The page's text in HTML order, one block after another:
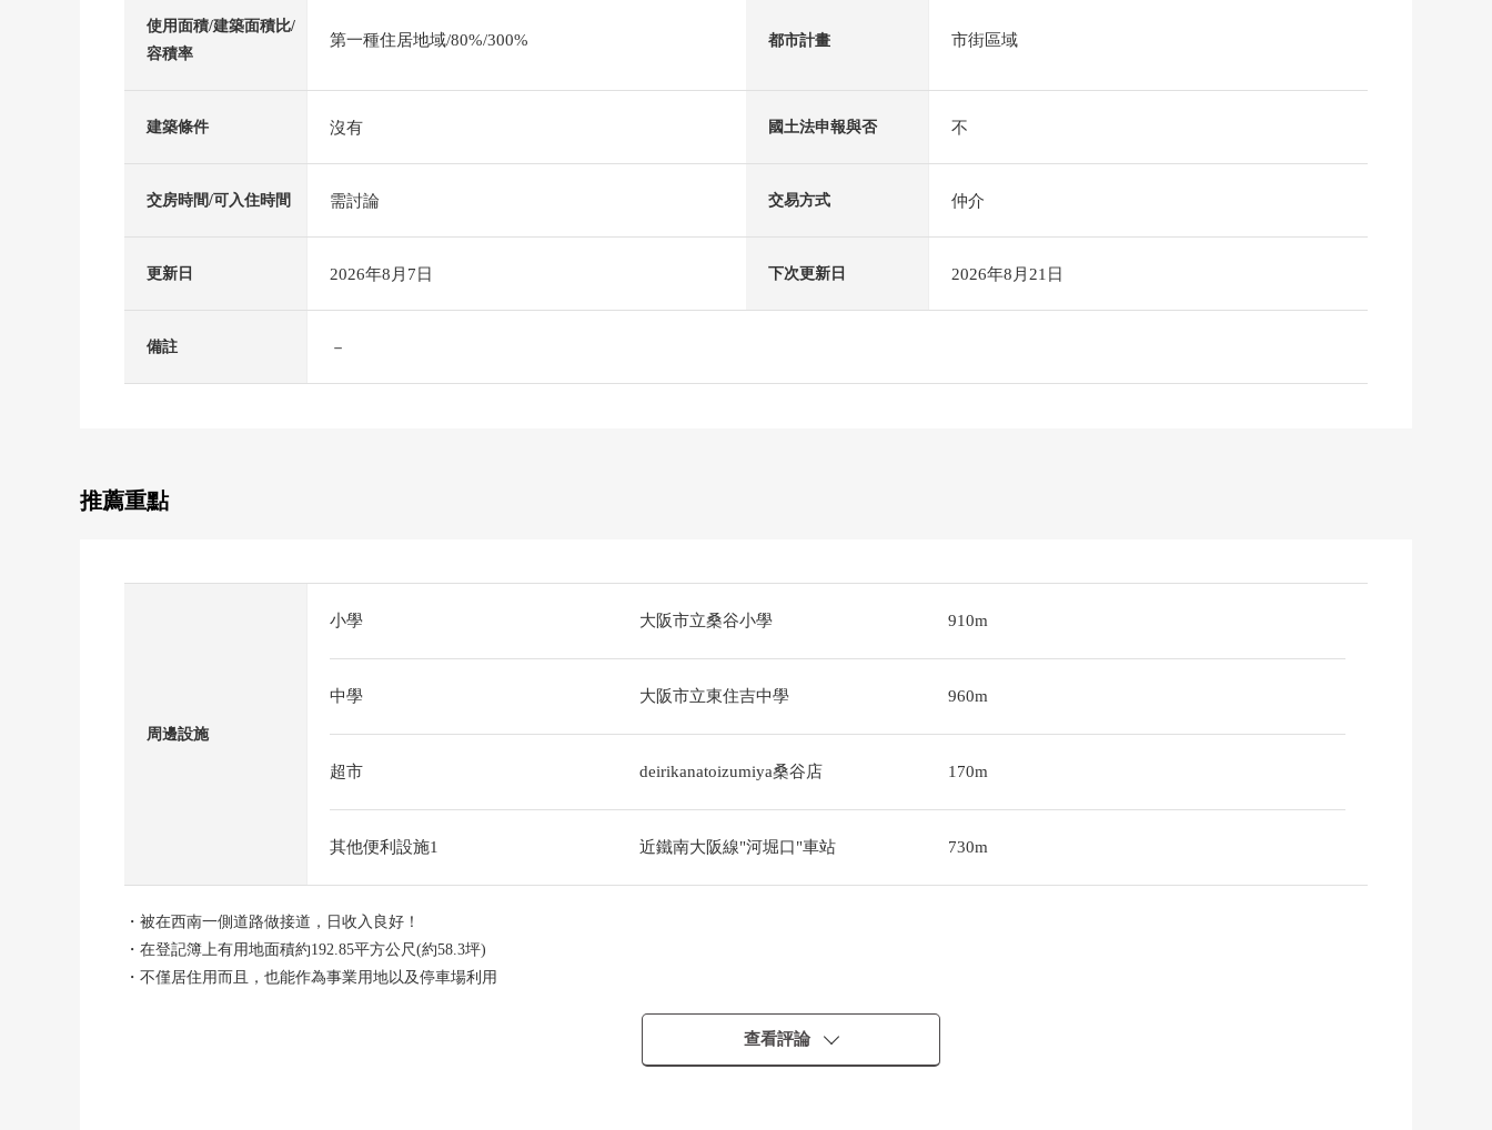
使用面積/建築面積比/
容積率
第一種住居地域/80%/300% 都市計畫 市街區域
建築條件 沒有 國土法申報與否 不
交房時間/可入住時間 需討論 交易方式 仲介
更新日 2026年8月7日 下次更新日 2026年8月21日
備註 －
推薦重點
周邊設施
小學 大阪市立桑谷小學 910m
中學 大阪市立東住吉中學 960m
超市 deirikanatoizumiya桑谷店 170m
其他便利設施1 近鐵南大阪線"河堀口"車站 730m
・被在西南一側道路做接道，日收入良好！
・在登記簿上有用地面積約192.85平方公尺(約58.3坪)
・不僅居住用而且，也能作為事業用地以及停車場利用
查看評論